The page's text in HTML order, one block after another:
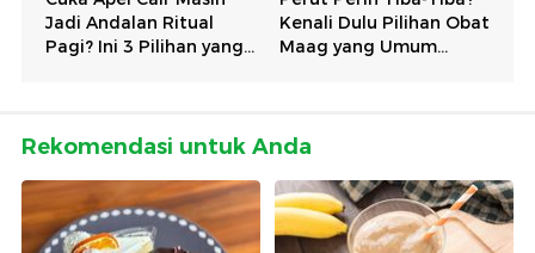
Rekomendasi untuk Anda